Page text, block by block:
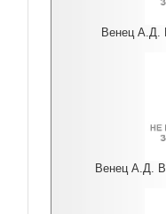
Венец А.Д.
Венец А.Д.